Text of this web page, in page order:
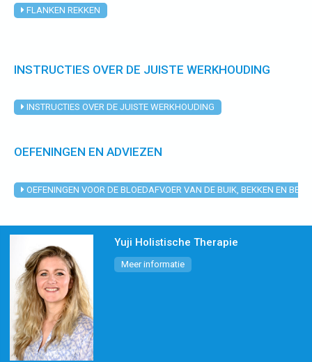
Fysiotherapie
FLANKEN REKKEN
INSTRUCTIES OVER DE JUISTE WERKHOUDING
INSTRUCTIES OVER DE JUISTE WERKHOUDING
OEFENINGEN EN ADVIEZEN
OEFENINGEN VOOR DE BLOEDAFVOER VAN DE BUIK, BEKKEN EN
Yuji Holistische Therapie
Meer informatie